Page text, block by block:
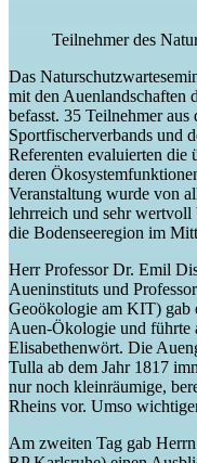
Teilnehmer des
Das
mit den Auenlandschaften
befasst. 35 Teilnehmer
Sportfischerverbands und
Referenten evaluierten die
deren
Veranstaltung wurde von
lehrreich und sehr wertvoll
die Bodenseeregion im
Herr Professor Dr. Emil
Aueninstituts und
Geoökologie am KIT) gab
Auen-Ökologie und führte
Elisabethenwört. Die
Tulla ab dem Jahr 1817
nur noch kleinräumige,
Rheins vor. Umso
Am zweiten Tag gab